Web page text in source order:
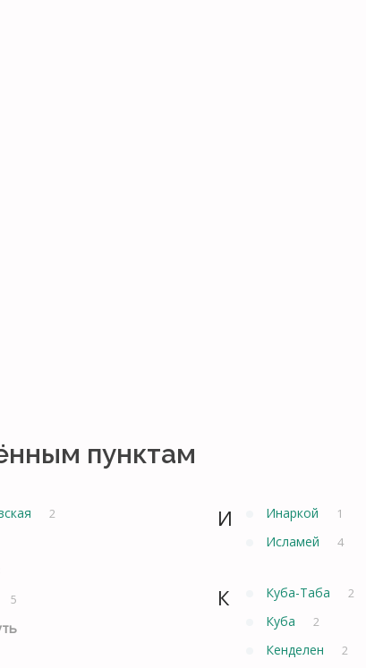
пунктам
2
5
И Инаркой 1
Исламей 4
К Куба-Таба 2
Куба 2
Кенделен 2